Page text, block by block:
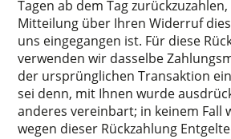
Tagen ab dem Tag
Mitteilung über Ihren Widerruf
uns eingegangen ist. Für diese
verwenden wir dasselbe
der ursprünglichen Transaktion
sei denn, mit Ihnen wurde
anderes vereinbart; in keinem Fall
wegen dieser Rückzahlung